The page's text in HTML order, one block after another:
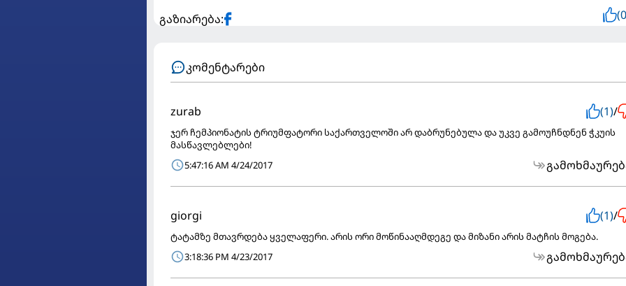
გაზიარება:
კომენტარები
zurab (1)/
ჯერ ჩემპიონატის ტრიუმფატორი საქართველოში არ დაბრუნებულა და უკვე გამოუჩნდნენ ჭკუის
მასწავლებლები!
5:47:16 AM 4/24/2017
giorgi (1)/
ტატამზე მთავრდება ყველაფერი. არის ორი მოწინააღმდეგე და მიზანი არის მატჩის მოგება.
3:18:36 PM 4/23/2017